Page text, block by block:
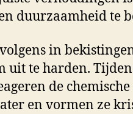
duurzaamheid te
in
uit te harden.
de
en vormen ze